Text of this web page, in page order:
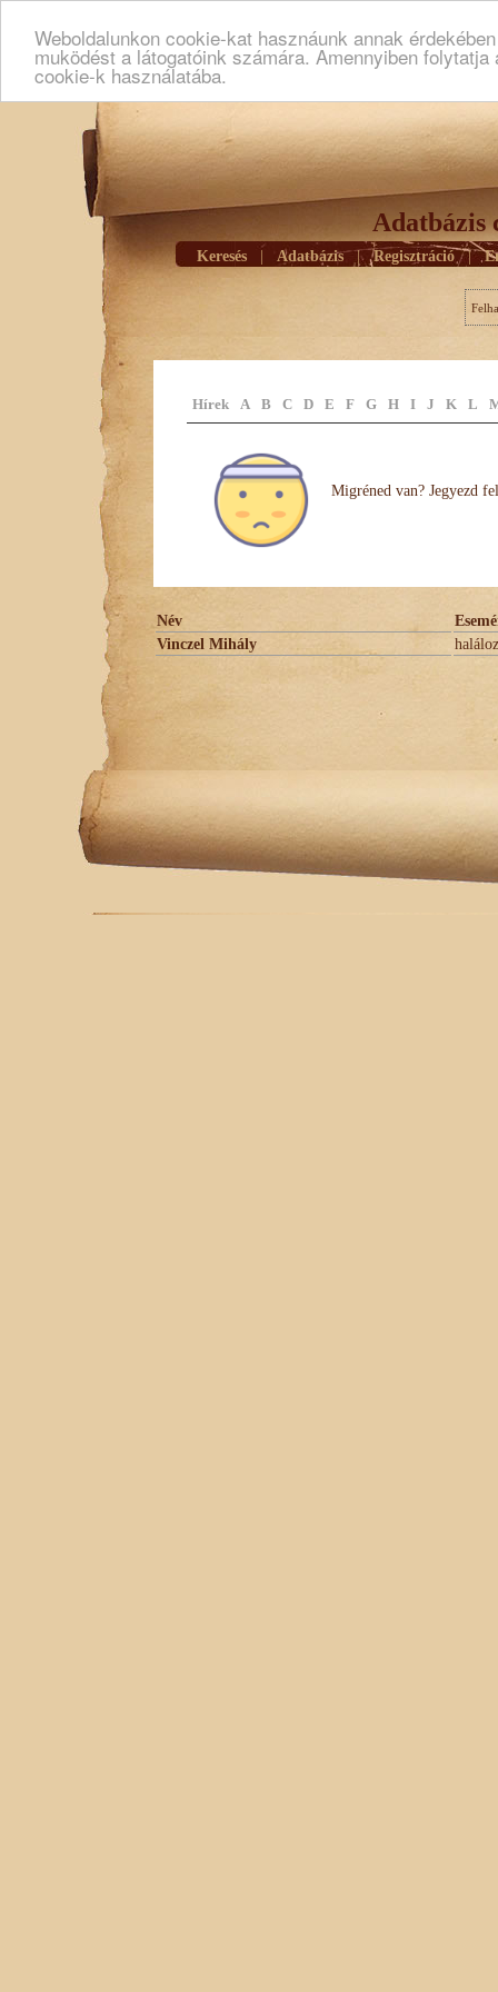
Weboldalunkon cookie-kat hasznáunk annak
muködést a látogatóink számára. Amennyiben
cookie-k használatába.
Adatbázis
Keresés Adatbázis | Regisztráció |
Hírek A B C D E F G H I J K L
Migréned van? Jegyezd
Név
Vinczel Mihály